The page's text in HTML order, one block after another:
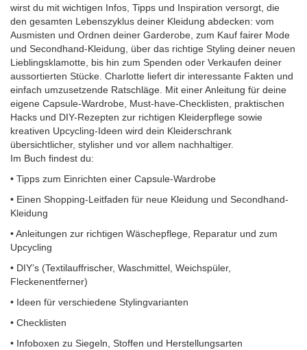
wirst du mit wichtigen Infos, Tipps und Inspiration versorgt, die
den gesamten Lebenszyklus deiner Kleidung abdecken: vom
Ausmisten und Ordnen deiner Garderobe, zum Kauf fairer Mode
und Secondhand-Kleidung, über das richtige Styling deiner neuen
Lieblingsklamotte, bis hin zum Spenden oder Verkaufen deiner
aussortierten Stücke. Charlotte liefert dir interessante Fakten und
einfach umzusetzende Ratschläge. Mit einer Anleitung für deine
eigene Capsule-Wardrobe, Must-have-Checklisten, praktischen
Hacks und DIY-Rezepten zur richtigen Kleiderpflege sowie
kreativen Upcycling-Ideen wird dein Kleiderschrank
übersichtlicher, stylisher und vor allem nachhaltiger.
Im Buch findest du:
• Tipps zum Einrichten einer Capsule-Wardrobe
• Einen Shopping-Leitfaden für neue Kleidung und Secondhand-
Kleidung
• Anleitungen zur richtigen Wäschepflege, Reparatur und zum
Upcycling
• DIY’s (Textilauffrischer, Waschmittel, Weichspüler,
Fleckenentferner)
• Ideen für verschiedene Stylingvarianten
• Checklisten
• Infoboxen zu Siegeln, Stoffen und Herstellungsarten